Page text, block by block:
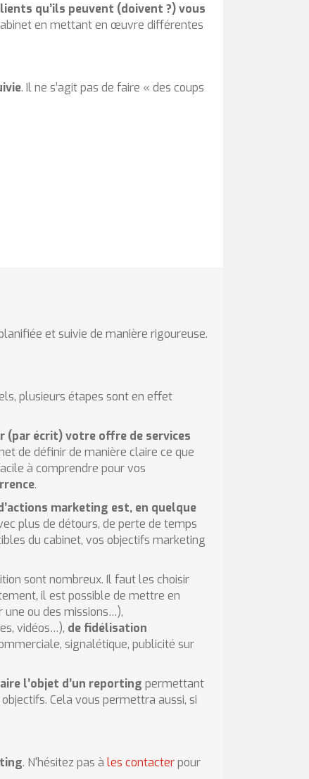
qu’ils peuvent (doivent ?) vous
en mettant en œuvre différentes
. Il ne s’agit pas de faire « des coups
et suivie de manière rigoureuse.
plusieurs étapes sont en effet
(par écrit) votre offre de services
de définir de manière claire ce que
à comprendre pour vos
.
marketing est, en quelque
plus de détours, de perte de temps
du cabinet, vos objectifs marketing
sont nombreux. Il faut les choisir
il est possible de mettre en
une ou des missions…),
vidéos…), de fidélisation
signalétique, publicité sur
l’objet d’un reporting permettant
Cela vous permettra aussi, si
. N'hésitez pas à les contacterpour